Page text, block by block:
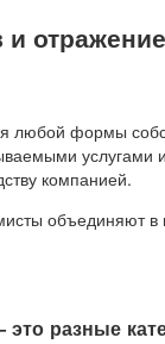
любой формы
компанией.
объединяют в
разные